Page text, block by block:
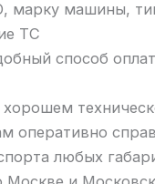
марку машины,
ТС
способ
оперативно
любых